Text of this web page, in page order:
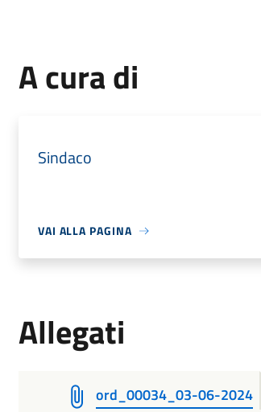
A cura di
Sindaco
VAI ALLA PAGINA
Allegati
ord_00034_03-06-2024